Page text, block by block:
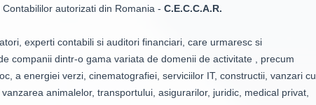
autorizati din Romania - C.E.C.C.A.R.
experti contabili si auditori financiari, care urmaresc si
companii dintr-o gama variata de domenii de activitate , precum
a energiei verzi, cinematografiei, serviciilor IT, constructii, vanzari cu
animalelor, transportului, asigurarilor, juridic, medical privat,